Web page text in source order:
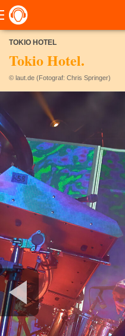
TOKIO HOTEL
Tokio Hotel.
© laut.de (Fotograf: Chris Springer)